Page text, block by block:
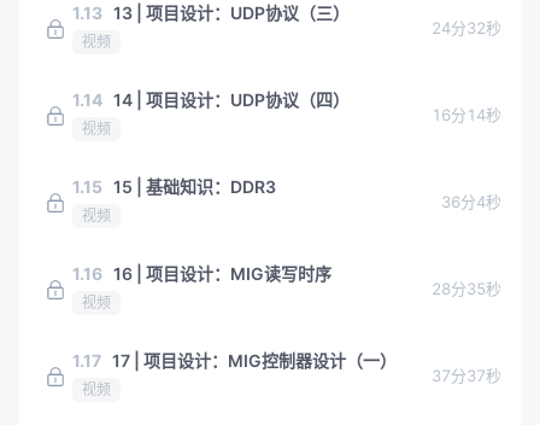
1.13 13 | 项目设计：UDP协议（三）
视频
24分32秒
1.14 14 | 项目设计：UDP协议（四）
视频
16分14秒
1.15 15 | 基础知识：DDR3
视频
36分4秒
1.16 16 | 项目设计：MIG读写时序
视频
28分35秒
1.17 17 | 项目设计：MIG控制器设计（一）
视频
37分37秒